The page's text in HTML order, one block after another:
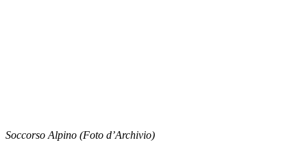
Soccorso Alpino (Foto d’Archivio)